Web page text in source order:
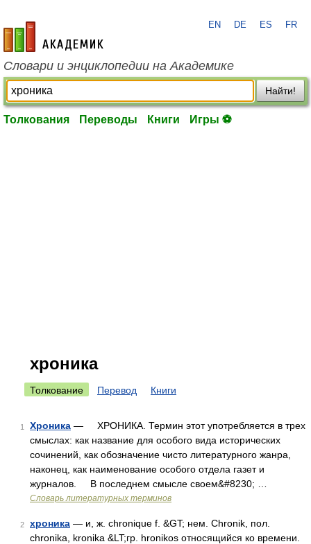
academic.ru
EN DE ES FR
Словари и энциклопедии на Академике
Найти!
Толкования Переводы Книги Игры ⚽
хроника
Толкование Перевод Книги
1 Хроника — ХРОНИКА. Термин этот употребляется в трех
смыслах: как название для особого вида исторических
сочинений, как обозначение чисто литературного жанра,
наконец, как наименование особого отдела газет и
журналов. В последнем смысле своем&#8230; …
Словарь литературных терминов
2 хроника — и, ж. chronique f. &GT; нем. Chronik, пол.
chronika, kronika &LT;гр. hronikos относящийся ко времени.